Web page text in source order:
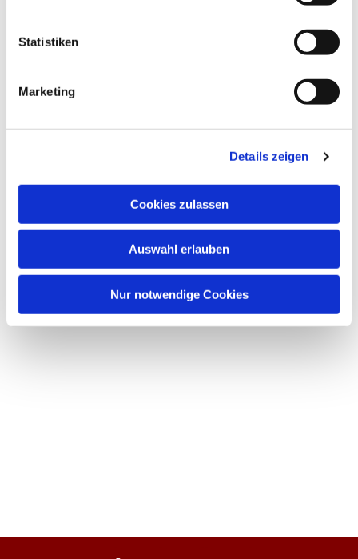
Statistiken
Marketing
Details zeigen
Cookies zulassen
Auswahl erlauben
Nur notwendige Cookies